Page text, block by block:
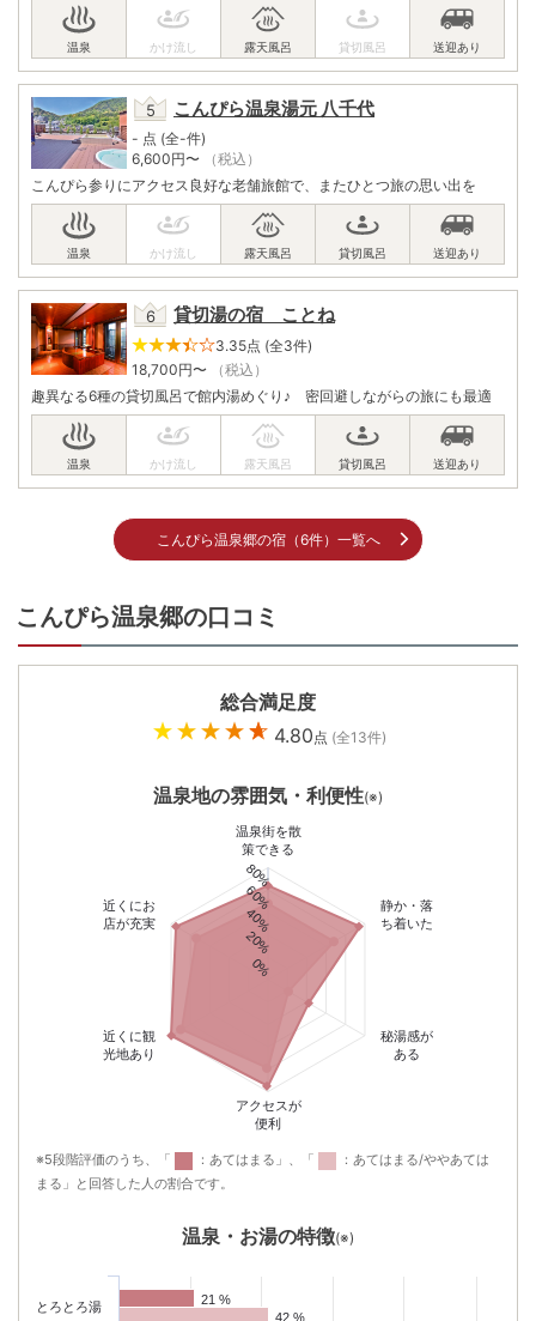
こんぴら温泉湯元 八千代
- 点 (全-件)
6,600円〜
（税込）
こんぴら参りにアクセス良好な老舗旅館で、またひとつ旅の思い出を
貸切湯の宿 ことね
3.35点 (全3件)
18,700円〜
（税込）
趣異なる6種の貸切風呂で館内湯めぐり♪ 密回避しながらの旅にも最適
こんぴら温泉郷の宿（6件）一覧へ
こんぴら温泉郷の口コミ
総合満足度
4.80点 (全13件)
温泉地の雰囲気・利便性(※)
0%
20%
40%
60%
80%
温泉街を散
策できる
静か・落
ち着いた
秘湯感が
ある
アクセスが
便利
近くに観
光地あり
近くにお
店が充実
※5段階評価のうち、「 ：あてはまる」、「
：あてはまる/ややあては
まる」と回答した人の割合です。
温泉・お湯の特徴(※)
21 %
21 %
42 %
42 %
とろとろ湯